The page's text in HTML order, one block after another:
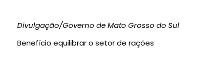
Divulgação/Governo de Mato Grosso do Sul
Benefício equilibrar o setor de rações